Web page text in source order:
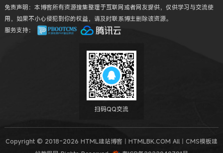
免责声明：本博客所有资源搜集整理于互联网或者网友提供，仅供学习与交流使
用，如果不小心侵犯到你的权益，请及时联系博主删除该资源。
服务支持：
扫码QQ交流
Copyright © 2018-2026 HTML建站博客丨HTMLBK.COM All丨CMS模板建